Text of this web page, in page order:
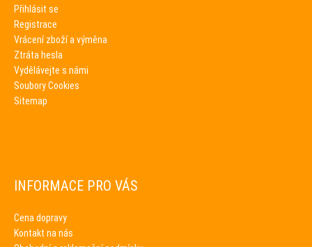
Přihlásit se
Registrace
Vrácení zboží a výměna
Ztráta hesla
Vydělávejte s námi
Soubory Cookies
Sitemap
INFORMACE PRO VÁS
Cena dopravy
Kontakt na nás